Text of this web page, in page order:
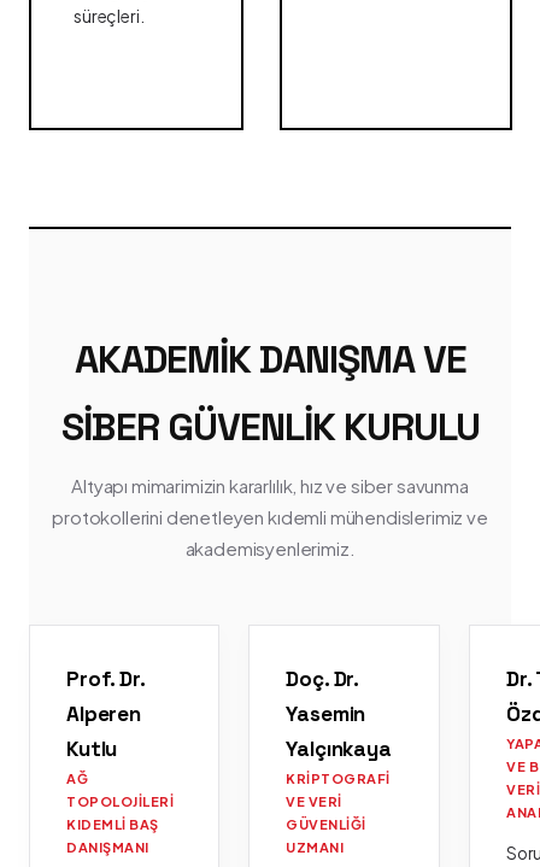
süreçleri.
AKADEMIK DANIŞMA VE
SIBER GÜVENLIK KURULU
Altyapı mimarimizin kararlılık, hız ve siber savunma
protokollerini denetleyen kıdemli mühendislerimiz ve
akademisyenlerimiz.
Prof. Dr.
Alperen
Kutlu
AĞ
TOPOLOJILERI
KIDEMLI BAŞ
DANIŞMANI
Doç. Dr.
Yasemin
Yalçınkaya
KRIPTOGRAFI
VE VERI
GÜVENLIĞI
UZMANI
Dr.
VE
VERI